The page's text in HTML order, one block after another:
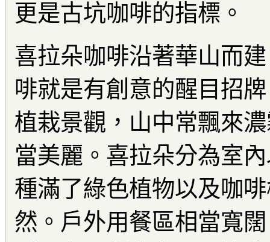
更是古坑咖啡的指標。
喜拉朵咖啡沿著華山而
啡就是有創意的醒目招
植栽景觀，山中常飄來
當美麗。喜拉朵分為室
種滿了綠色植物以及咖
然。戶外用餐區相當寬